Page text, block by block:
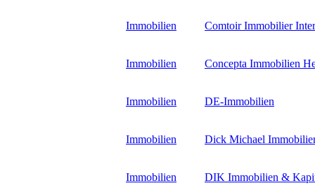
Immobilien Comtoir Immobilier
Immobilien Concepta Immobilien
Immobilien DE-Immobilien
Immobilien Dick Michael
Immobilien DIK Immobilien &